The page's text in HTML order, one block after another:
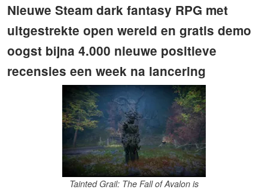
Nieuwe Steam dark fantasy RPG met
uitgestrekte open wereld en gratis demo
oogst bijna 4.000 nieuwe positieve
recensies een week na lancering
Tainted Grail: The Fall of Avalon is